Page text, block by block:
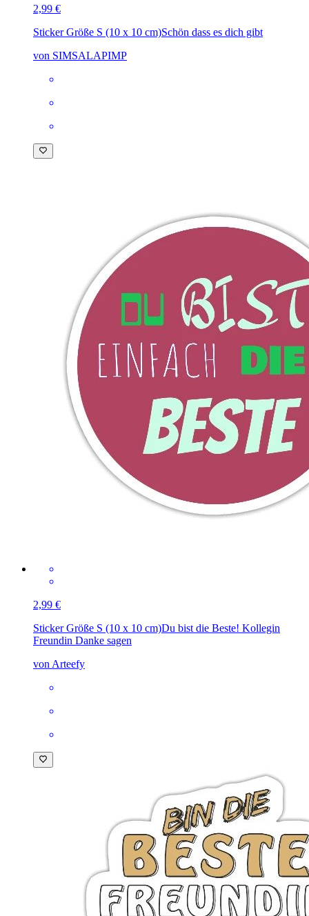
2,99 €
Sticker Größe S (10 x 10 cm)Schön dass es dich gibt
von SIMSALAPIMP
2,99 €
Sticker Größe S (10 x 10 cm)Du bist die Beste! Kollegin
Freundin Danke sagen
von Arteefy